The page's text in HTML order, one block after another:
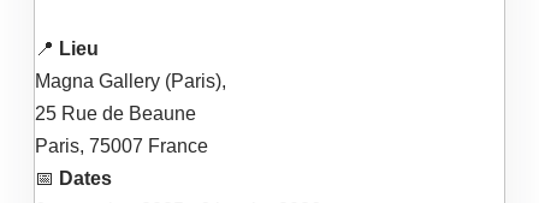
📍 Lieu
Magna Gallery (Paris),
25 Rue de Beaune
Paris, 75007 France
📅 Dates